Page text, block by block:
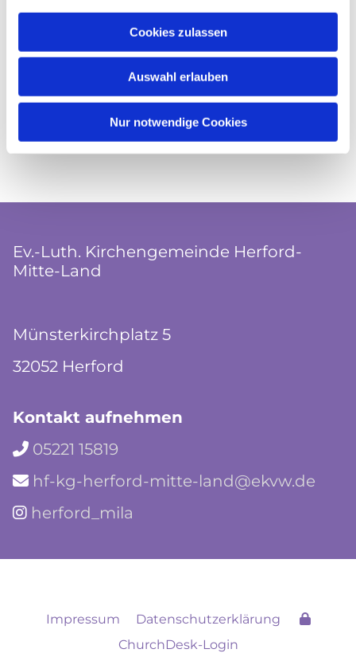
Cookies zulassen
Auswahl erlauben
Nur notwendige Cookies
Ev.-Luth. Kirchengemeinde Herford-
Mitte-Land
Münsterkirchplatz 5
32052 Herford
Kontakt aufnehmen
 05221 15819
 hf-kg-herford-mitte-land@ekvw.de
 herford_mila
Impressum
Datenschutzerklärung
ChurchDesk-Login